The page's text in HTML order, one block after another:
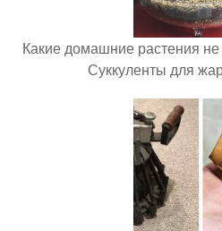
Какие домашние растения не
Суккуленты для